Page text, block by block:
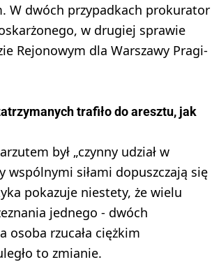
W dwóch przypadkach prokurator
w drugiej sprawie
Rejonowym dla Warszawy Pragi-
trafiło do aresztu, jak
był „czynny udział w
wspólnymi siłami dopuszczają się
pokazuje niestety, że wielu
jednego - dwóch
osoba rzucała ciężkim
to zmianie.